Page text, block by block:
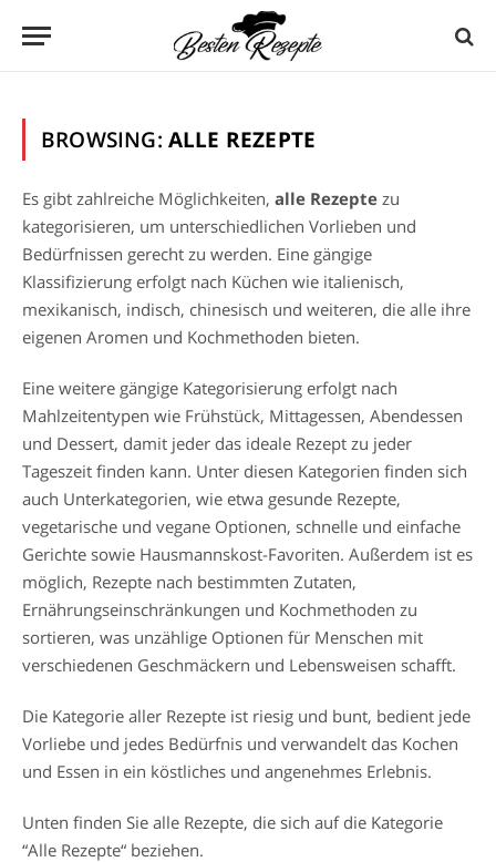
BROWSING: ALLE REZEPTE
Es gibt zahlreiche Möglichkeiten, alle Rezepte zu
kategorisieren, um unterschiedlichen Vorlieben und
Bedürfnissen gerecht zu werden. Eine gängige
Klassifizierung erfolgt nach Küchen wie italienisch,
mexikanisch, indisch, chinesisch und weiteren, die alle ihre
eigenen Aromen und Kochmethoden bieten.
Eine weitere gängige Kategorisierung erfolgt nach
Mahlzeitentypen wie Frühstück, Mittagessen, Abendessen
und Dessert, damit jeder das ideale Rezept zu jeder
Tageszeit finden kann. Unter diesen Kategorien finden sich
auch Unterkategorien, wie etwa gesunde Rezepte,
vegetarische und vegane Optionen, schnelle und einfache
Gerichte sowie Hausmannskost-Favoriten. Außerdem ist es
möglich, Rezepte nach bestimmten Zutaten,
Ernährungseinschränkungen und Kochmethoden zu
sortieren, was unzählige Optionen für Menschen mit
verschiedenen Geschmäckern und Lebensweisen schafft.
Die Kategorie aller Rezepte ist riesig und bunt, bedient jede
Vorliebe und jedes Bedürfnis und verwandelt das Kochen
und Essen in ein köstliches und angenehmes Erlebnis.
Unten finden Sie alle Rezepte, die sich auf die Kategorie
“Alle Rezepte“ beziehen.